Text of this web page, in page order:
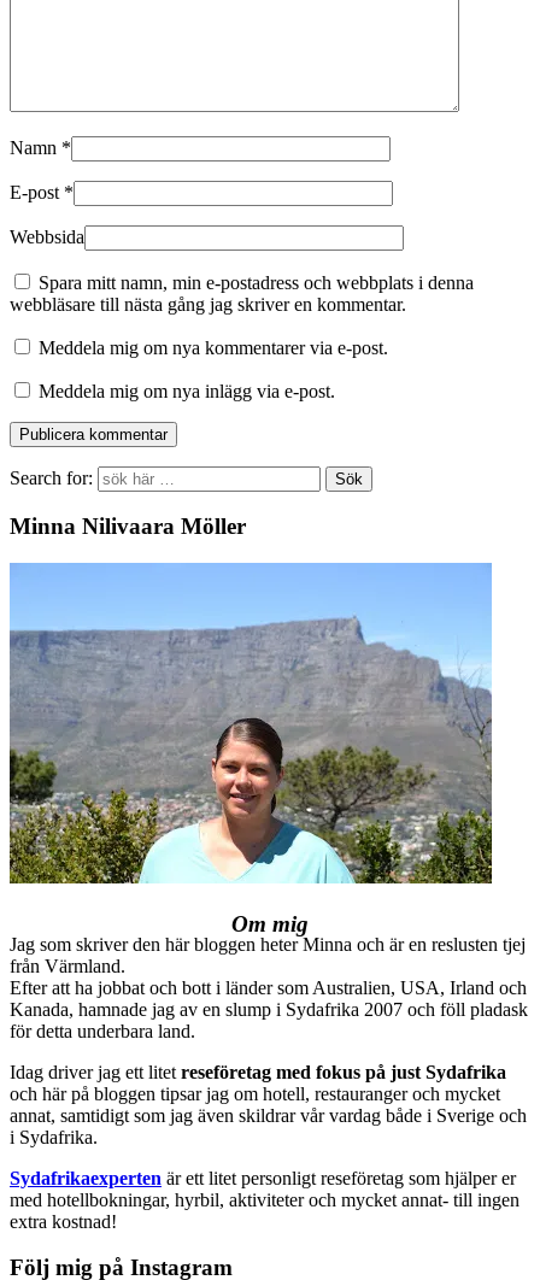
Namn *
E-post *
Webbsida
Spara mitt namn, min e-postadress och webbplats i denna
webbläsare till nästa gång jag skriver en kommentar.
Meddela mig om nya kommentarer via e-post.
Meddela mig om nya inlägg via e-post.
Search for:
Minna Nilivaara Möller
Om mig
Jag som skriver den här bloggen heter Minna och är en reslusten tjej
från Värmland.
Efter att ha jobbat och bott i länder som Australien, USA, Irland och
Kanada, hamnade jag av en slump i Sydafrika 2007 och föll pladask
för detta underbara land.
Idag driver jag ett litet reseföretag med fokus på just Sydafrika
och här på bloggen tipsar jag om hotell, restauranger och mycket
annat, samtidigt som jag även skildrar vår vardag både i Sverige och
i Sydafrika.
Sydafrikaexperten är ett litet personligt reseföretag som hjälper er
med hotellbokningar, hyrbil, aktiviteter och mycket annat- till ingen
extra kostnad!
Följ mig på Instagram